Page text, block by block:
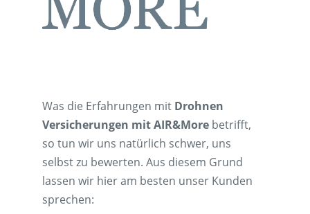
Was die Erfahrungen mit Drohnen
Versicherungen mit AIR&More betrifft,
so tun wir uns natürlich schwer, uns
selbst zu bewerten. Aus diesem Grund
lassen wir hier am besten unser Kunden
sprechen: